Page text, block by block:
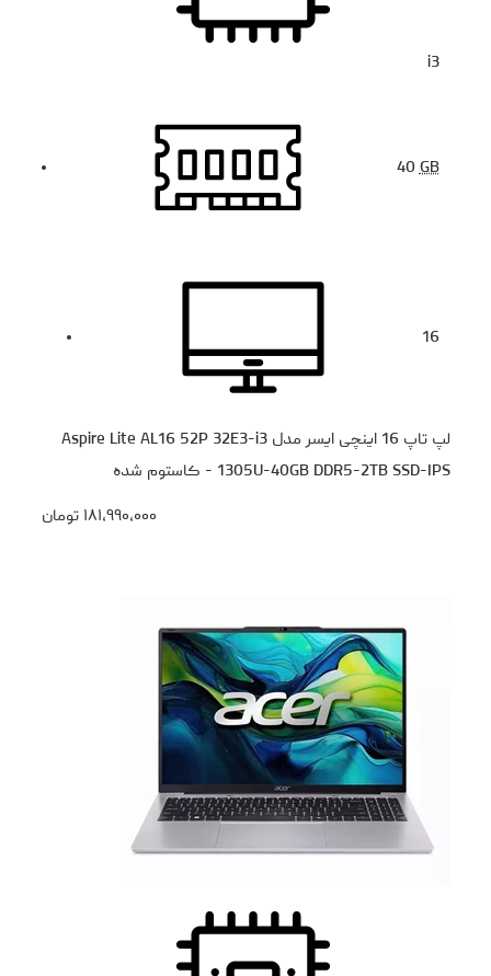
i3
40GB
16
لپ تاپ 16 اینچی ایسر مدل Aspire Lite AL16 52P 32E3-i3
1305U-40GB DDR5-2TB SSD-IPS - کاستوم شده
۱۸۱،۹۹۰،۰۰۰ تومان